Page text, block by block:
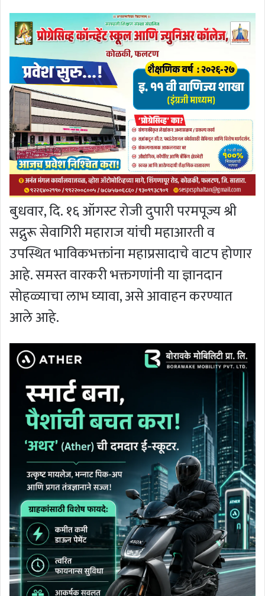
बुधवार, दि. १६ ऑगस्ट रोजी दुपारी परमपूज्य श्री
सद्गुरू सेवागिरी महाराज यांची महाआरती व
उपस्थित भाविकभक्तांना महाप्रसादाचे वाटप होणार
आहे. समस्त वारकरी भक्तगणांनी या ज्ञानदान
सोहळ्याचा लाभ घ्यावा, असे आवाहन करण्यात
आले आहे.